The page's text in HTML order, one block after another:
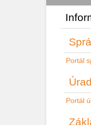
Portál
Portál